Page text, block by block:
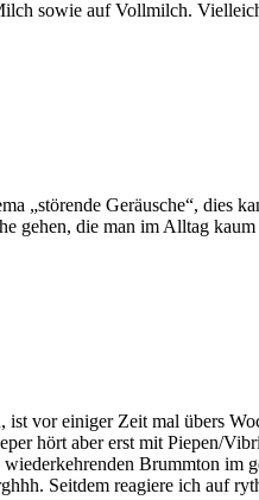
sowie auf Vollmilch.
„störende Geräusche“, dies
gehen, die man im Alltag
vor einiger Zeit mal übers
hört aber erst mit Piepen/
Brummton
Seitdem reagiere ich auf